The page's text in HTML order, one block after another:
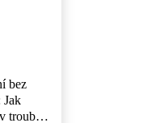
bez
Jak
troubě,